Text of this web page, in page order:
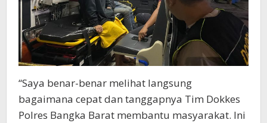
“Saya benar-benar melihat langsung
bagaimana cepat dan tanggapnya Tim Dokkes
Polres Bangka Barat membantu masyarakat. Ini